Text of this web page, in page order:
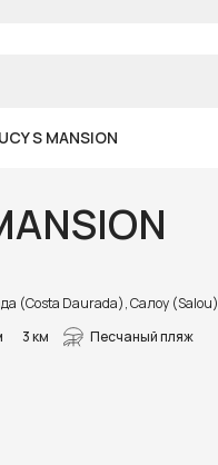
S MANSION
(Costa Daurada), Салоу (Salou)
3 км Песчаный пляж